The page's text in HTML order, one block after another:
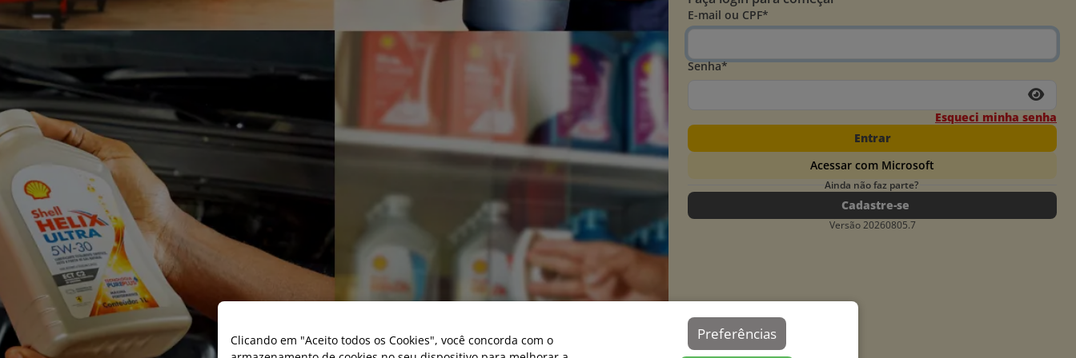
Clicando em "Aceito todos os Cookies", você concorda com o
Preferências
E-mail ou CPF*
Senha*
Esqueci minha senha
Entrar
Acessar com Microsoft
Ainda não faz parte?
Cadastre-se
Versão 20260805.7